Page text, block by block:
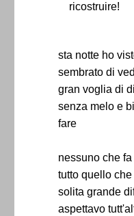
ricostruire!
sta notte ho
sembrato di
gran voglia di
senza melo e
fare
nessuno che
tutto quello
solita grande
aspettavo